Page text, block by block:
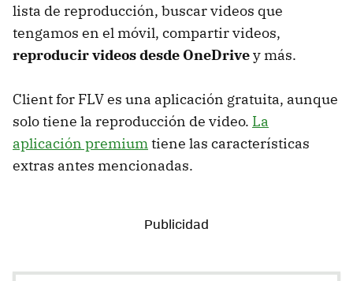
lista de reproducción, buscar videos que
tengamos en el móvil, compartir videos,
reproducir videos desde OneDrivey más.
Client for FLV es una aplicación gratuita, aunque
solo tiene la reproducción de video. La
aplicación premium tiene las características
extras antes mencionadas.